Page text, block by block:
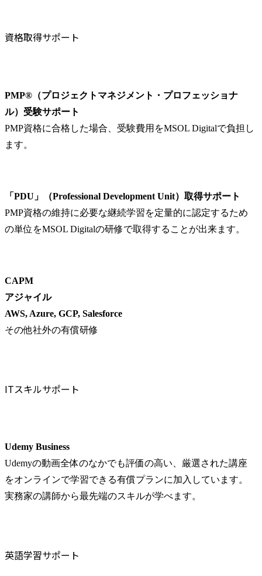
資格取得サポート
PMP®（プロジェクトマネジメント・プロフェッショナ
ル）受験サポート
PMP資格に合格した場合、受験費用をMSOL Digitalで負担し
ます。
「PDU」（Professional Development Unit）取得サポート
PMP資格の維持に必要な継続学習を定量的に認定するため
の単位をMSOL Digitalの研修で取得することが出来ます。
CAPM
アジャイル
AWS, Azure, GCP, Salesforce
その他社外の有償研修
ITスキルサポート
Udemy Business
Udemyの動画全体のなかでも評価の高い、厳選された講座
をオンラインで学習できる有償プランに加入しています。
実務家の講師から最先端のスキルが学べます。
英語学習サポート